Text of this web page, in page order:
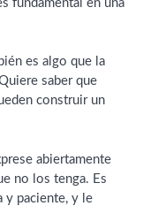
fundamental en una
es algo que la
saber que
construir un
abiertamente
no los tenga. Es
y paciente, y le